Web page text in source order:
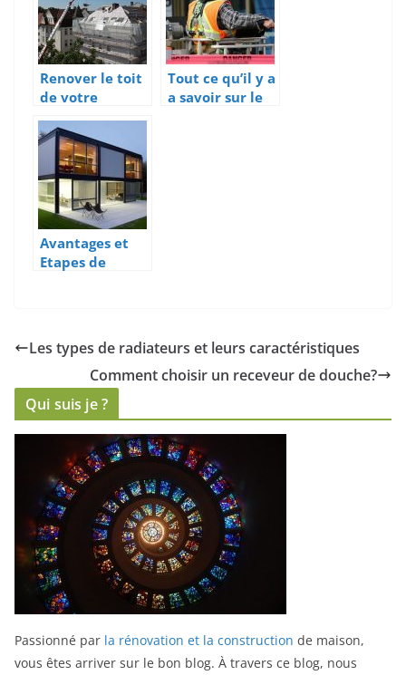
Renover le toit
de votre
maison : les
principaux
enjeux
Tout ce qu’il y a
a savoir sur le
Avantages et
Etapes de
metallique.
Les types de radiateurs et leurs caractéristiques
Comment choisir un receveur de douche?
Qui suis je ?
Passionné par la rénovation et la construction de maison,
vous êtes arriver sur le bon blog. À travers ce blog, nous